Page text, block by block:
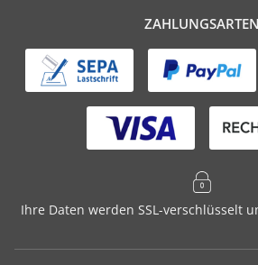
ZAHLUNGSARTEN
Ihre Daten werden SSL-verschlüsselt